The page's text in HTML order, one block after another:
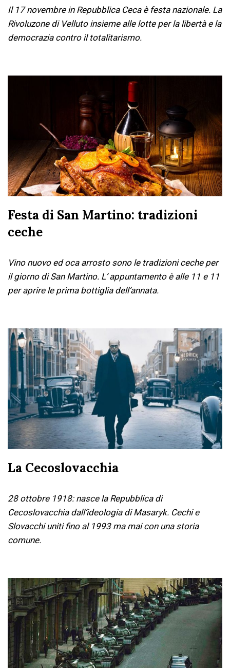
Il 17 novembre in Repubblica Ceca è festa nazionale. La
Rivoluzone di Velluto insieme alle lotte per la libertà e la
democrazia contro il totalitarismo.
Festa di San Martino: tradizioni
ceche
Vino nuovo ed oca arrosto sono le tradizioni ceche per
il giorno di San Martino. L’ appuntamento è alle 11 e 11
per aprire le prima bottiglia dell’annata.
La Cecoslovacchia
28 ottobre 1918: nasce la Repubblica di
Cecoslovacchia dall’ideologia di Masaryk. Cechi e
Slovacchi uniti fino al 1993 ma mai con una storia
comune.